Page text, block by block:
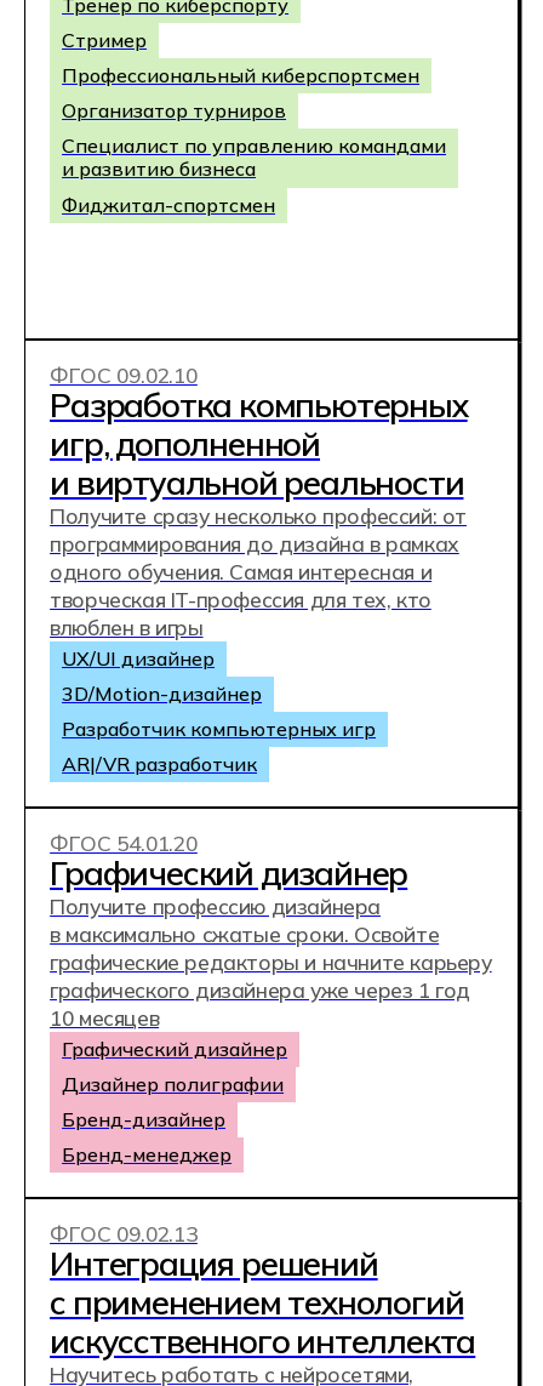
производства (по отраслям)
Программируйте и запускайте
автоматизированные линии для любых
видов производств.
Техник по аддиктивным технологиям
Специалист по автоматизации
производственных процессов
Обеспечение
информационной
безопасности
автоматизированных
систем
Станьте высокооплачиваемым системным
администратором или управляйте
взаимодействием на стыке разработки и
внедрения ПО в роли devops-инженера
Киберзащита
Системный администратор
Специалист по информационной
безопасности
ФГОС 38.02.08
Коммерция и
осуществление интернет-
маркетинга
Учись анализировать рынки, выводить
товары на маркетплейсы и строить
цифровые воронки продаж. Готовься
к карьере в e‑commerce — от старта
в крупной компании до запуска
собственного онлайн‑бизнеса.
Менеджер по закупкам
Специалист по аналитике продаж
Ассистент отдела продаж B2B
ФГОС 54.02.08
Техника и искусство
фотографии
Разрабатывай визуальный контент для
брендов, социальных сетей и
маркетплейсов. Освой фотосъёмку и
видеосъёмку, ретушь, работу со студийным
светом и продвижение своих услуг,
используя инструменты, востребованные
на рынке. Построй карьеру в медиа или
запусти собственную фотостудию.